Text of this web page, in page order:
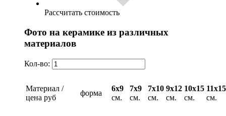
Рассчитать стоимость
Фото на керамике из различных
материалов
Кол-во:
Материал /
цена руб
форма
6х9
см.
7х9
см.
7х10
см.
9х12
см.
10х15
см.
11х15
см.